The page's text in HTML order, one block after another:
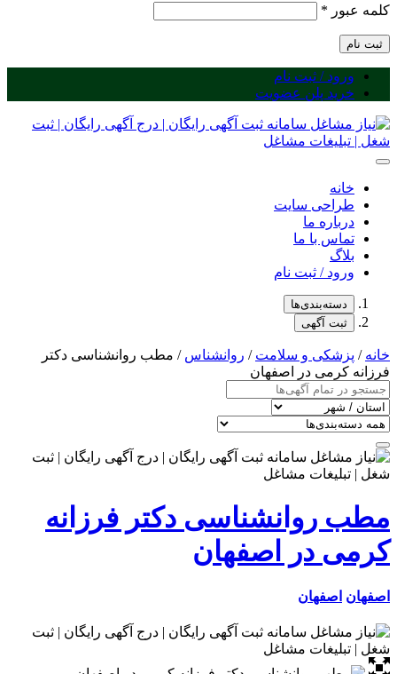
کلمه عبور *
ثبت نام
ورود / ثبت نام
خرید پلن عضویت
خانه
طراحی سایت
درباره ما
تماس با ما
بلاگ
ورود / ثبت نام
دسته‌بندی‌ها
ثبت آگهی
خانه/ پزشکی و سلامت/ روانشناس/ مطب روانشناسی دکتر
فرزانه کرمی در اصفهان
مطب روانشناسی دکتر فرزانه
کرمی در اصفهان
اصفهان اصفهان